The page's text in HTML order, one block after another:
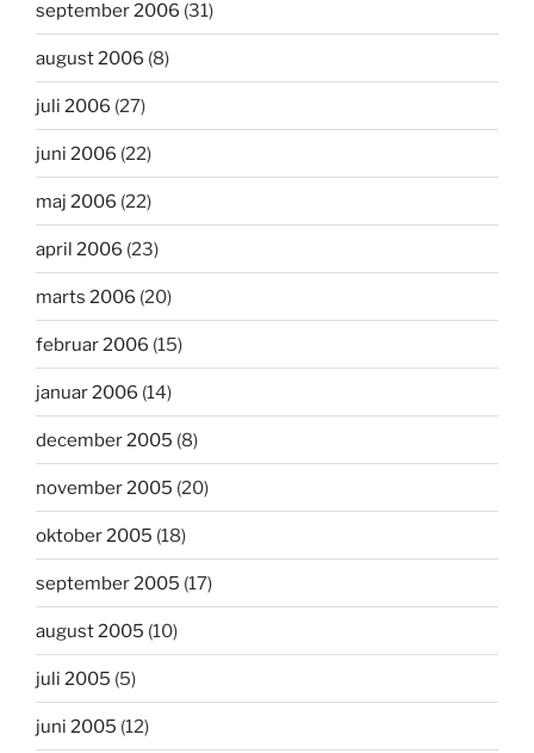
september 2006 (31)
august 2006 (8)
juli 2006 (27)
juni 2006 (22)
maj 2006 (22)
april 2006 (23)
marts 2006 (20)
februar 2006 (15)
januar 2006 (14)
december 2005 (8)
november 2005 (20)
oktober 2005 (18)
september 2005 (17)
august 2005 (10)
juli 2005 (5)
juni 2005 (12)